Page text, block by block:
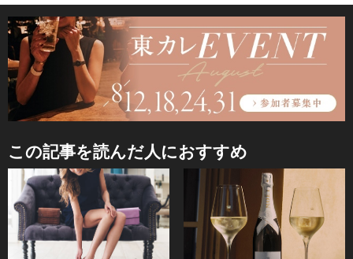
この記事を読んだ人におすすめ